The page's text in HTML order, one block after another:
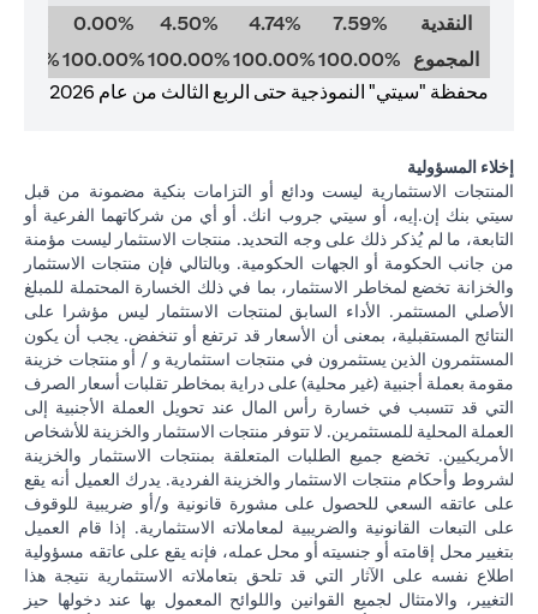
النقدية 7.59%
4.74%
4.50%
0.00%
المجموع
100.00%
100.00%
100.00%
100.00%
محفظة "سيتي" النموذجية حتى الربع الثالث من عام 2026
إخلاء المسؤولية
المنتجات الاستثمارية ليست ودائع أو التزامات بنكية مضمونة من قبل
سيتي بنك إن.إيه، أو سيتي جروب انك. أو أي من شركاتهما الفرعية أو
التابعة، ما لم يُذكر ذلك على وجه التحديد. منتجات الاستثمار ليست مؤمنة
من جانب الحكومة أو الجهات الحكومية. وبالتالي فإن منتجات الاستثمار
والخزانة تخضع لمخاطر الاستثمار، بما في ذلك الخسارة المحتملة للمبلغ
الأصلي المستثمر. الأداء السابق لمنتجات الاستثمار ليس مؤشرا على
النتائج المستقبلية، بمعنى أن الأسعار قد ترتفع أو تنخفض. يجب أن يكون
المستثمرون الذين يستثمرون في منتجات استثمارية و / أو منتجات خزينة
مقومة بعملة أجنبية (غير محلية) على دراية بمخاطر تقلبات أسعار الصرف
التي قد تتسبب في خسارة رأس المال عند تحويل العملة الأجنبية إلى
العملة المحلية للمستثمرين. لا تتوفر منتجات الاستثمار والخزينة للأشخاص
الأمريكيين. تخضع جميع الطلبات المتعلقة بمنتجات الاستثمار والخزينة
لشروط وأحكام منتجات الاستثمار والخزينة الفردية. يدرك العميل أنه يقع
على عاتقه السعي للحصول على مشورة قانونية و/أو ضريبية للوقوف
على التبعات القانونية والضريبية لمعاملاته الاستثمارية. إذا قام العميل
بتغيير محل إقامته أو جنسيته أو محل عمله، فإنه يقع على عاتقه مسؤولية
اطلاع نفسه على الآثار التي قد تلحق بتعاملاته الاستثمارية نتيجة هذا
التغيير، والامتثال لجميع القوانين واللوائح المعمول بها عند دخولها حيز